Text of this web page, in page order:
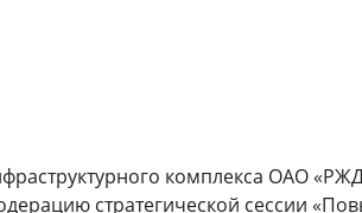
комплекса ОАО
стратегической сессии